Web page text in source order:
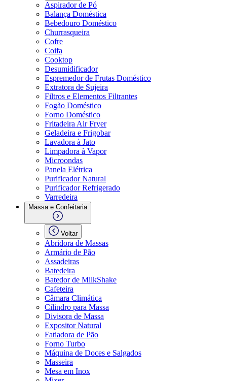
Aspirador de Pó
Balança Doméstica
Bebedouro Doméstico
Churrasqueira
Cofre
Coifa
Cooktop
Desumidificador
Espremedor de Frutas Doméstico
Extratora de Sujeira
Filtros e Elementos Filtrantes
Fogão Doméstico
Forno Doméstico
Fritadeira Air Fryer
Geladeira e Frigobar
Lavadora à Jato
Limpadora à Vapor
Microondas
Panela Elétrica
Purificador Natural
Purificador Refrigerado
Varredeira
Massa e Confeitaria
Voltar
Abridora de Massas
Armário de Pão
Assadeiras
Batedeira
Batedor de MilkShake
Cafeteira
Câmara Climática
Cilindro para Massa
Divisora de Massa
Expositor Natural
Fatiadora de Pão
Forno Turbo
Máquina de Doces e Salgados
Masseira
Mesa em Inox